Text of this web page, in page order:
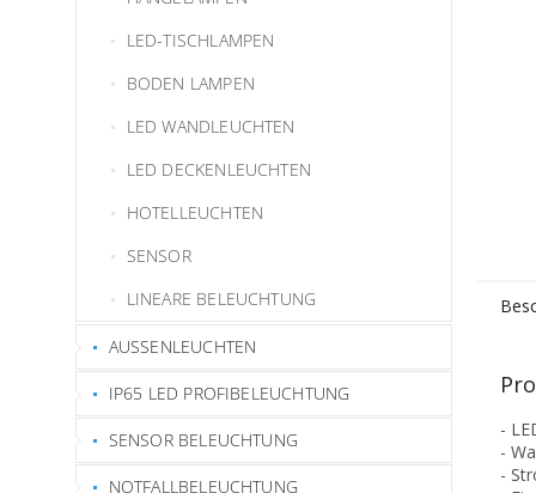
LED-TISCHLAMPEN
BODEN LAMPEN
LED WANDLEUCHTEN
LED DECKENLEUCHTEN
HOTELLEUCHTEN
SENSOR
LINEARE BELEUCHTUNG
AUSSENLEUCHTEN
IP65 LED PROFIBELEUCHTUNG
SENSOR BELEUCHTUNG
NOTFALLBELEUCHTUNG
-
-
-